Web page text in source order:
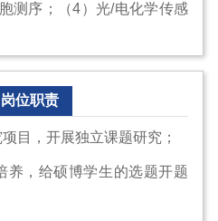
测序；（4）光/电化学传感
位职责
目，开展独立课题研究；
养，给硕博学生的选题开题